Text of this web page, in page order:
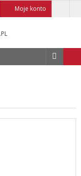
Moje konto